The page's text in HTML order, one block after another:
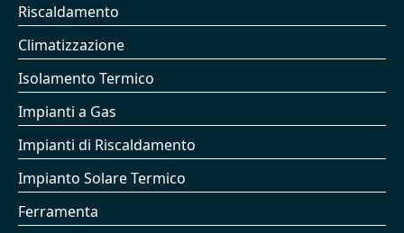
Riscaldamento
Climatizzazione
Isolamento Termico
Impianti a Gas
Impianti di Riscaldamento
Impianto Solare Termico
Ferramenta